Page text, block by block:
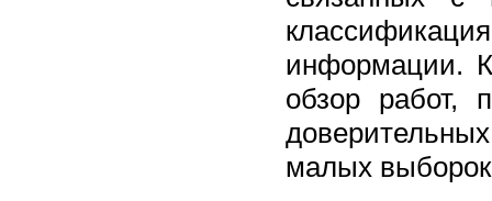
информации.
обзор работ,
малых